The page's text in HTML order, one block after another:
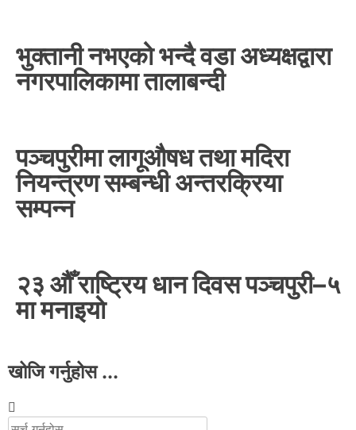
भुक्तानी नभएको भन्दै वडा अध्यक्षद्वारा
नगरपालिकामा तालाबन्दी
पञ्चपुरीमा लागूऔषध तथा मदिरा
नियन्त्रण सम्बन्धी अन्तरक्रिया
सम्पन्न
२३ औँ राष्ट्रिय धान दिवस पञ्चपुरी–५
मा मनाइयाे
खोजि गर्नुहोस ...